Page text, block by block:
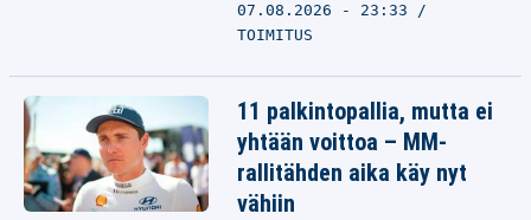
07.08.2026 - 23:33
TOIMITUS
11 palkintopallia, mutta ei
yhtään voittoa – MM-
rallitähden aika käy nyt
vähiin